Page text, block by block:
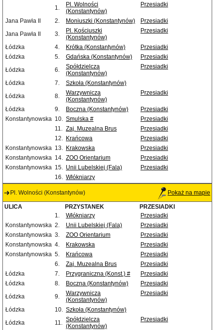
1.
Pl. Wolności
(Konstantynów)
Przesiadki
Jana Pawła II 2. Moniuszki (Konstantynów)
Przesiadki
Jana Pawła II
3.
Pl. Kościuszki
(Konstantynów)
Przesiadki
Łódzka 4. Krótka (Konstantynów)
Przesiadki
Łódzka
5. Gdańska (Konstantynów)
Przesiadki
Łódzka
6.
Spółdzielcza
(Konstantynów)
Przesiadki
Łódzka 7.
Szkoła (Konstantynów)
Łódzka
8.
Warzywnicza
(Konstantynów)
Przesiadki
Łódzka 9. Boczna (Konstantynów)
Przesiadki
Konstantynowska 10. Smulska #
Przesiadki
11. Zaj. Muzealna Brus
Przesiadki
12. Krańcowa
Przesiadki
Konstantynowska 13. Krakowska
Przesiadki
Konstantynowska 14. ZOO Orientarium
Przesiadki
Konstantynowska 15. Unii Lubelskiej (Fala)
Przesiadki
16. Włókniarzy
Pl. Wolności (Konstantynów) Pokaż na mapie
ULICA PRZYSTANEK
PRZESIADKI
1.
Włókniarzy
Przesiadki
Konstantynowska 2. Unii Lubelskiej (Fala)
Przesiadki
Konstantynowska 3. ZOO Orientarium
Przesiadki
Konstantynowska 4. Krakowska
Przesiadki
Konstantynowska 5. Krańcowa
Przesiadki
6.
Zaj. Muzealna Brus
Przesiadki
Łódzka
7. Przygraniczna (Konst.) #
Przesiadki
Łódzka
8. Boczna (Konstantynów)
Przesiadki
Łódzka
9.
Warzywnicza
(Konstantynów)
Przesiadki
Łódzka 10. Szkoła (Konstantynów)
Łódzka
11. Spółdzielcza
(Konstantynów)
Przesiadki